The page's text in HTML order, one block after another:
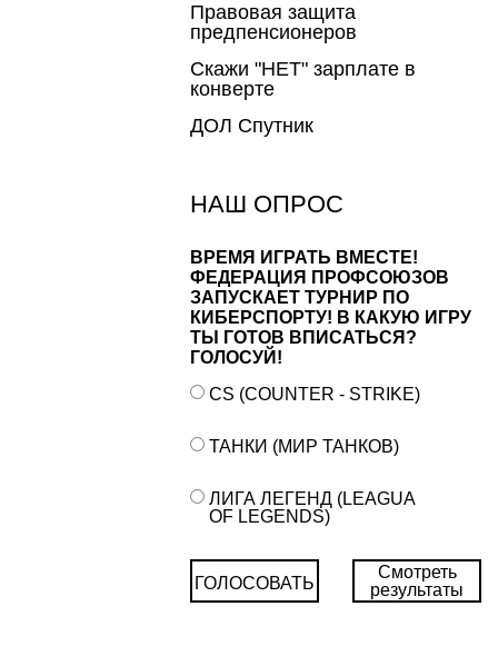
Правовая защита
предпенсионеров
Скажи "НЕТ" зарплате в
конверте
ДОЛ Спутник
НАШ ОПРОС
ВРЕМЯ ИГРАТЬ ВМЕСТЕ!
ФЕДЕРАЦИЯ ПРОФСОЮЗОВ
ЗАПУСКАЕТ ТУРНИР ПО
КИБЕРСПОРТУ! В КАКУЮ ИГРУ
ТЫ ГОТОВ ВПИСАТЬСЯ?
ГОЛОСУЙ!
CS (COUNTER - STRIKE)
ТАНКИ (МИР ТАНКОВ)
ЛИГА ЛЕГЕНД (LEAGUA
OF LEGENDS)
ГОЛОСОВАТЬ
Смотреть
результаты